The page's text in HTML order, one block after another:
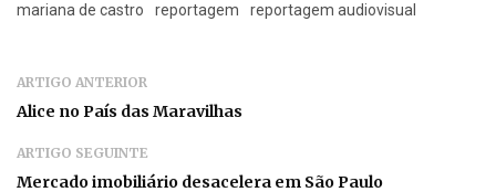
mariana de castro
reportagem reportagem audiovisual
ARTIGO ANTERIOR
Alice no País das Maravilhas
ARTIGO SEGUINTE
Mercado imobiliário desacelera em São Paulo